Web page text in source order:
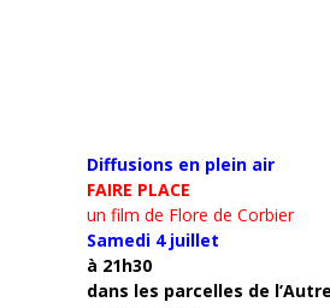
Diffusions en plein air
FAIRE PLACE
un film de Flore de Corbier
Samedi 4 juillet
à 21h30
dans les parcelles de